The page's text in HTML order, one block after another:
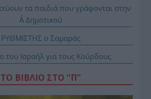
τα παιδιά που γράφονται στην
Α΄ Δημοτικού
ΡΥΘΜΙΣΤΗΣ ο Σαμαράς
του Ισραήλ για τους Κούρδους
ΤΟ ΒΙΒΛΙΟ ΣΤΟ “Π”